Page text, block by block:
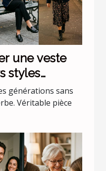
une veste
styles
générations sans
Véritable pièce